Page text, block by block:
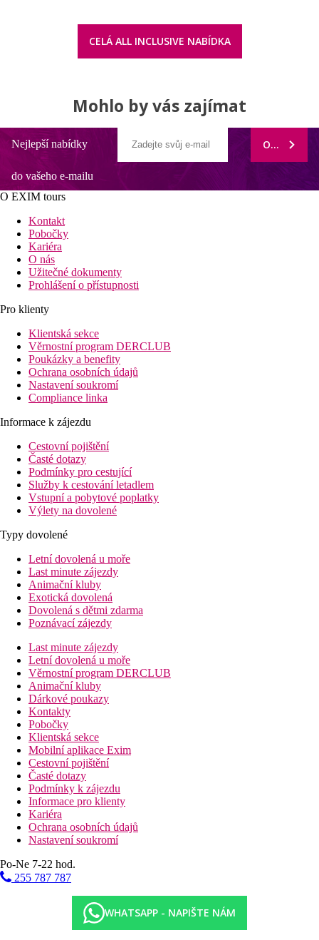
CELÁ ALL INCLUSIVE NABÍDKA
Mohlo by vás zajímat
Nejlepší nabídky
do vašeho e-mailu
ODEBÍRAT
O EXIM tours
Kontakt
Pobočky
Kariéra
O nás
Užitečné dokumenty
Prohlášení o přístupnosti
Pro klienty
Klientská sekce
Věrnostní program DERCLUB
Poukázky a benefity
Ochrana osobních údajů
Nastavení soukromí
Compliance linka
Informace k zájezdu
Cestovní pojištění
Časté dotazy
Podmínky pro cestující
Služby k cestování letadlem
Vstupní a pobytové poplatky
Výlety na dovolené
Typy dovolené
Letní dovolená u moře
Last minute zájezdy
Animační kluby
Exotická dovolená
Dovolená s dětmi zdarma
Poznávací zájezdy
Last minute zájezdy
Letní dovolená u moře
Věrnostní program DERCLUB
Animační kluby
Dárkové poukazy
Kontakty
Pobočky
Klientská sekce
Mobilní aplikace Exim
Cestovní pojištění
Časté dotazy
Podmínky k zájezdu
Informace pro klienty
Kariéra
Ochrana osobních údajů
Nastavení soukromí
Po-Ne 7-22 hod.
255 787 787
WHATSAPP - NAPIŠTE NÁM